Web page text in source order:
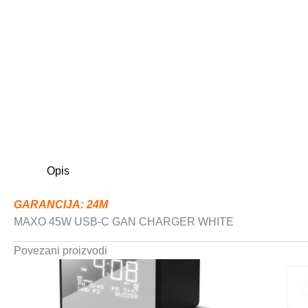
Opis
GARANCIJA: 24M
MAXO 45W USB-C GAN CHARGER WHITE
Povezani proizvodi